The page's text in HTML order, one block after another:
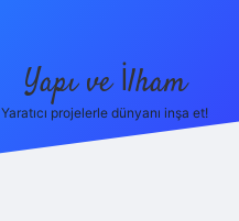
Yapı ve İlham
Yaratıcı projelerle dünyanı inşa et!